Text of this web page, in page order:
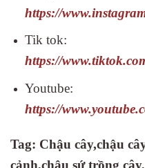
https://
Tik tok:
https://
Youtube:
https://
Tag: Chậu cây,chậu
cảnh,chậu sứ trồng cây